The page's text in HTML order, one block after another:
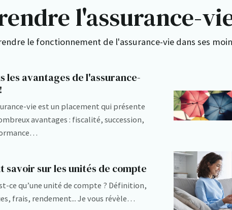
l'assurance-
le fonctionnement de l'assurance-vie dans ses
les avantages de l'assurance-
vie est un placement qui présente
avantages : fiscalité, succession,
savoir sur les unités de compte
ce qu’une unité de compte ? Définition,
frais, rendement... Je vous révèle…